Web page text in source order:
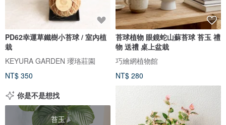
PD62幸運草鐵樹小苔球 / 室內植
栽
KEYURA GARDEN 瓔珞莊園
NT$ 350
苔球植物 眼鏡蛇山蘇苔球 苔玉 禮
物 送禮 桌上盆栽
巧繪網植物館
NT$ 280
你是不是想找
苔玉